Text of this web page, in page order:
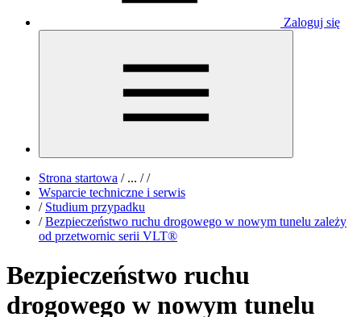
Zaloguj się
Strona startowa /... / /
Wsparcie techniczne i serwis
/ Studium przypadku
/ Bezpieczeństwo ruchu drogowego w nowym tunelu zależy
od przetwornic serii VLT®
Bezpieczeństwo ruchu
drogowego w nowym tunelu